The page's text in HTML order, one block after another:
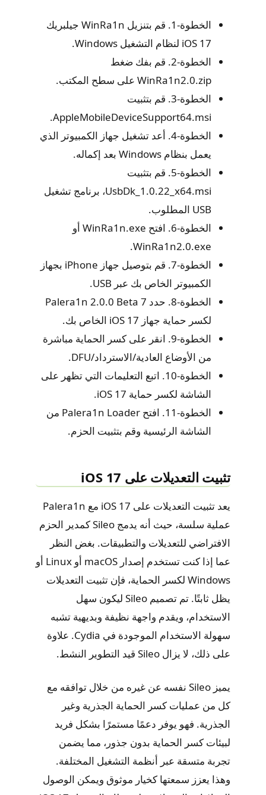
الخطوة-1. قم بتنزيل WinRa1n جيلبريك
iOS 17 لنظام التشغيل Windows.
الخطوة-2. قم بفك ضغط
WinRa1n2.0.zip على سطح المكتب.
الخطوة-3. قم بتثبيت
AppleMobileDeviceSupport64.msi.
الخطوة-4. أعد تشغيل جهاز الكمبيوتر الذي
يعمل بنظام Windows بعد إكماله.
الخطوة-5. قم بتثبيت
UsbDk_1.0.22_x64.msi، برنامج تشغيل
USB المطلوب.​​​​​​​
الخطوة-6. افتح WinRa1n.exe أو
WinRa1n2.0.exe.​​​
الخطوة-7. قم بتوصيل جهاز iPhone بجهاز
الكمبيوتر الخاص بك عبر USB.
الخطوة-8. حدد Palera1n 2.0.0 Beta 7
لكسر حماية جهاز iOS 17 الخاص بك.
الخطوة-9. انقر على كسر الحماية مباشرة
من الأوضاع العادية/الاسترداد/DFU.
الخطوة-10. اتبع التعليمات التي تظهر على
الشاشة لكسر حماية iOS 17.
الخطوة-11. افتح Palera1n Loader من
الشاشة الرئيسية وقم بتثبيت الحزم.
تثبيت التعديلات على iOS 17
يعد تثبيت التعديلات على iOS 17 مع Palera1n
عملية سلسة، حيث أنه يدمج Sileo كمدير الحزم
الافتراضي للتعديلات والتطبيقات. بغض النظر
عما إذا كنت تستخدم إصدار macOS أو Linux أو
Windows لكسر الحماية، فإن تثبيت التعديلات
يظل ثابتًا. تم تصميم Sileo ليكون سهل
الاستخدام، ويقدم واجهة نظيفة وبديهية تشبه
سهولة الاستخدام الموجودة في Cydia. علاوة
على ذلك، لا يزال Sileo قيد التطوير النشط.
يميز Sileo نفسه عن غيره من خلال توافقه مع
كل من عمليات كسر الحماية الجذرية وغير
الجذرية. فهو يوفر دعمًا مستمرًا بشكل فريد
لبيئات كسر الحماية بدون جذور، مما يضمن
تجربة متسقة عبر أنظمة التشغيل المختلفة.
وهذا يعزز سمعتها كخيار موثوق ويمكن الوصول